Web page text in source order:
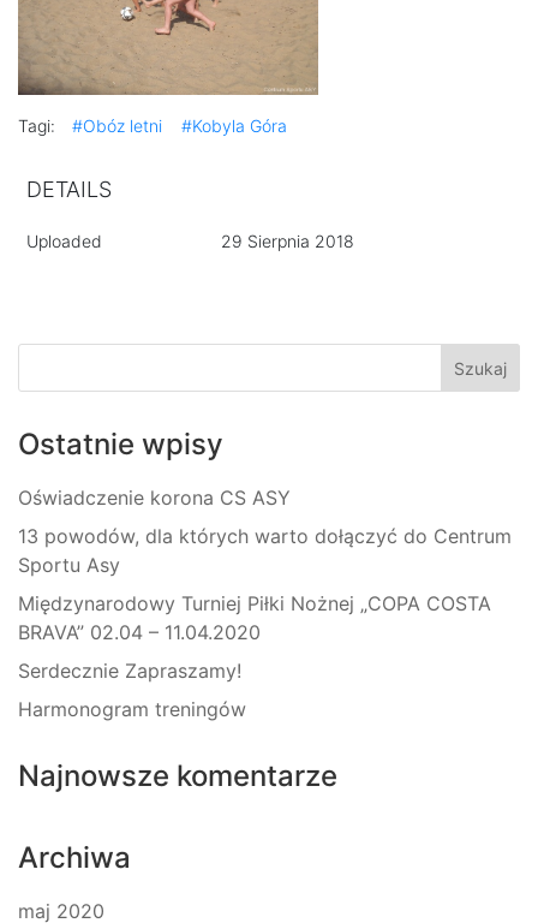
Tagi: #Obóz letni #Kobyla Góra
DETAILS
Uploaded 29 Sierpnia 2018
Ostatnie wpisy
Oświadczenie korona CS ASY
13 powodów, dla których warto dołączyć do Centrum
Sportu Asy
Międzynarodowy Turniej Piłki Nożnej „COPA COSTA
BRAVA” 02.04 – 11.04.2020
Serdecznie Zapraszamy!
Harmonogram treningów
Najnowsze komentarze
Archiwa
maj 2020